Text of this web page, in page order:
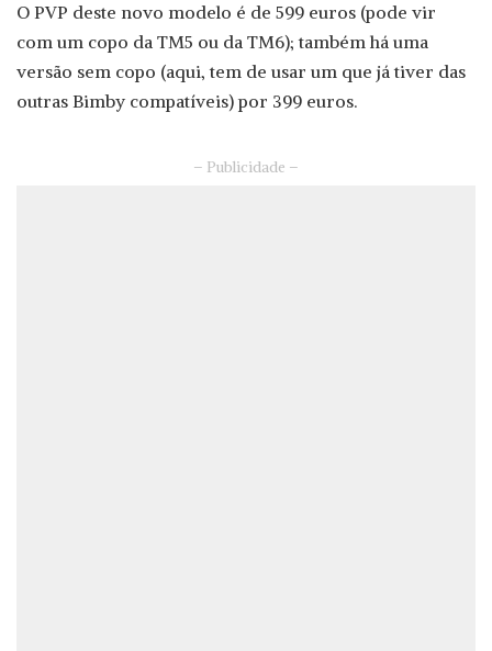
O PVP deste novo modelo é de 599 euros (pode vir
com um copo da TM5 ou da TM6); também há uma
versão sem copo (aqui, tem de usar um que já tiver das
outras Bimby compatíveis) por 399 euros.
– Publicidade –